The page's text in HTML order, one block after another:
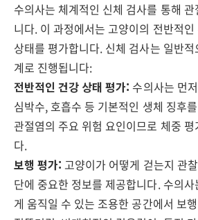
수의사는 체계적인 신체 검사를 통해
니다. 이 과정에서는 고양이의 전반적
상태를 평가합니다. 신체 검사는 일반
계로 진행됩니다:
전반적인 건강 상태 평가: 수의사는 먼
심박수, 호흡수 등 기본적인 생체 징후
관절염의 주요 위험 요인이므로 체중
다.
보행 평가: 고양이가 어떻게 걷는지 관
단에 중요한 정보를 제공합니다. 수의
게 움직일 수 있는 조용한 공간에서 보